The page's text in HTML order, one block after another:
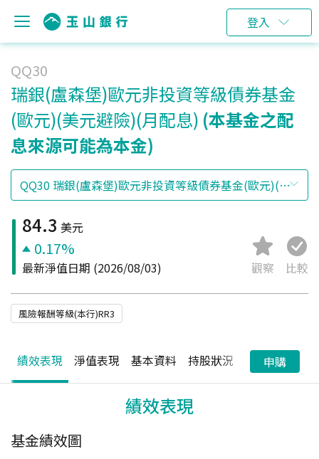
登入
QQ30
瑞銀(盧森堡)歐元非投資等級債券基金
(歐元)(美元避險)(月配息) (本基金之配
息來源可能為本金)
84.3 美元
0.17%
最新淨值日期 (2026/08/03) 觀察 比較
風險報酬等級(本行)RR3
績效表現 淨值表現 基本資料 持股狀況 配息狀況
申購
績效表現
基金績效圖